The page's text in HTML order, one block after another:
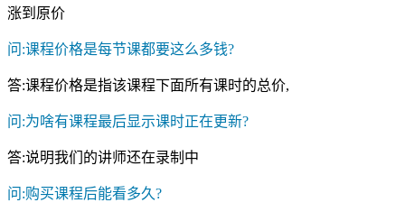
涨到原价
问:课程价格是每节课都要这么多钱?
答:课程价格是指该课程下面所有课时的总价,
问:为啥有课程最后显示课时正在更新?
答:说明我们的讲师还在录制中
问:购买课程后能看多久?